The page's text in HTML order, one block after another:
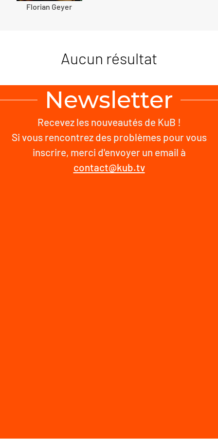
Florian Geyer
Aucun résultat
Newsletter
Recevez les nouveautés de KuB !
Si vous rencontrez des problèmes pour vous
inscrire, merci d'envoyer un email à
contact@kub.tv